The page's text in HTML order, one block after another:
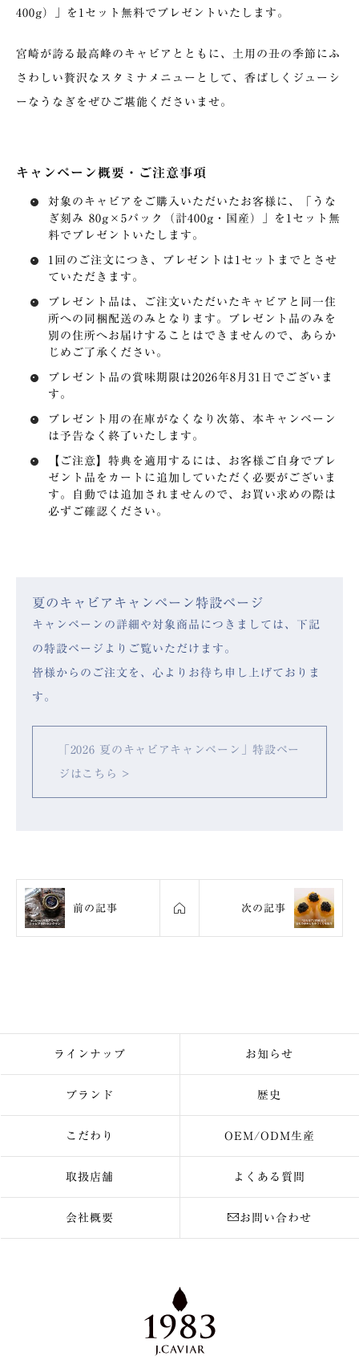
400g）」を1セット無料でプレゼントいたします。
宮崎が誇る最高峰のキャビアとともに、土用の丑の季節にふ
さわしい贅沢なスタミナメニューとして、香ばしくジューシ
ーなうなぎをぜひご堪能くださいませ。
キャンペーン概要・ご注意事項
対象のキャビアをご購入いただいたお客様に、「うな
ぎ刻み 80g×5パック（計400g・国産）」を1セット無
料でプレゼントいたします。
1回のご注文につき、プレゼントは1セットまでとさせ
ていただきます。
プレゼント品は、ご注文いただいたキャビアと同一住
所への同梱配送のみとなります。プレゼント品のみを
別の住所へお届けすることはできませんので、あらか
じめご了承ください。
プレゼント品の賞味期限は2026年8月31日でございま
す。
プレゼント用の在庫がなくなり次第、本キャンペーン
は予告なく終了いたします。
【ご注意】 特典を適用するには、お客様ご自身でプレ
ゼント品をカートに追加していただく必要がございま
す。自動では追加されませんので、お買い求めの際は
必ずご確認ください。
夏のキャビアキャンペーン特設ページ
キャンペーンの詳細や対象商品につきましては、下記
の特設ページよりご覧いただけます。
皆様からのご注文を、心よりお待ち申し上げておりま
す。
「2026 夏のキャビアキャンペーン」特設ペー
ジはこちら >
前の記事 次の記事
ラインナップ お知らせ
ブランド 歴史
こだわり OEM/ODM生産
取扱店舗 よくある質問
会社概要 お問い合わせ